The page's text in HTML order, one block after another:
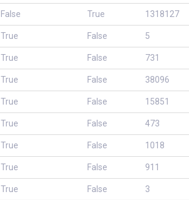
False True 1318127
True False 5
True False 731
True False 38096
True False 15851
True False 473
True False 1018
True False 911
True False 3